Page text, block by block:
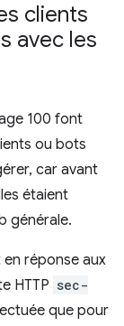
clients
avec les
100 font
ou bots
car avant
étaient
générale.
en réponse aux
HTTP sec-
que pour